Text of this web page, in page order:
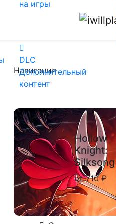
на игры
DLC
Дополнительный
контент
Навигация
Hollow
Knight:
Silksong
от 710 ₽